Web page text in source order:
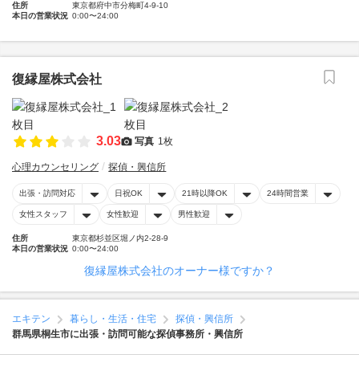
住所
東京都府中市分梅町4-9-10
本日の営業状況 0:00〜24:00
復縁屋株式会社
3.03 写真 1枚
心理カウンセリング 探偵・興信所
出張・訪問対応 日祝OK 21時以降OK 24時間営業
女性スタッフ 女性歓迎 男性歓迎
住所
東京都杉並区堀ノ内2-28-9
本日の営業状況 0:00〜24:00
復縁屋株式会社のオーナー様ですか？
エキテン 暮らし・生活・住宅
探偵・興信所
群馬県桐生市に出張・訪問可能な探偵事務所・興信所